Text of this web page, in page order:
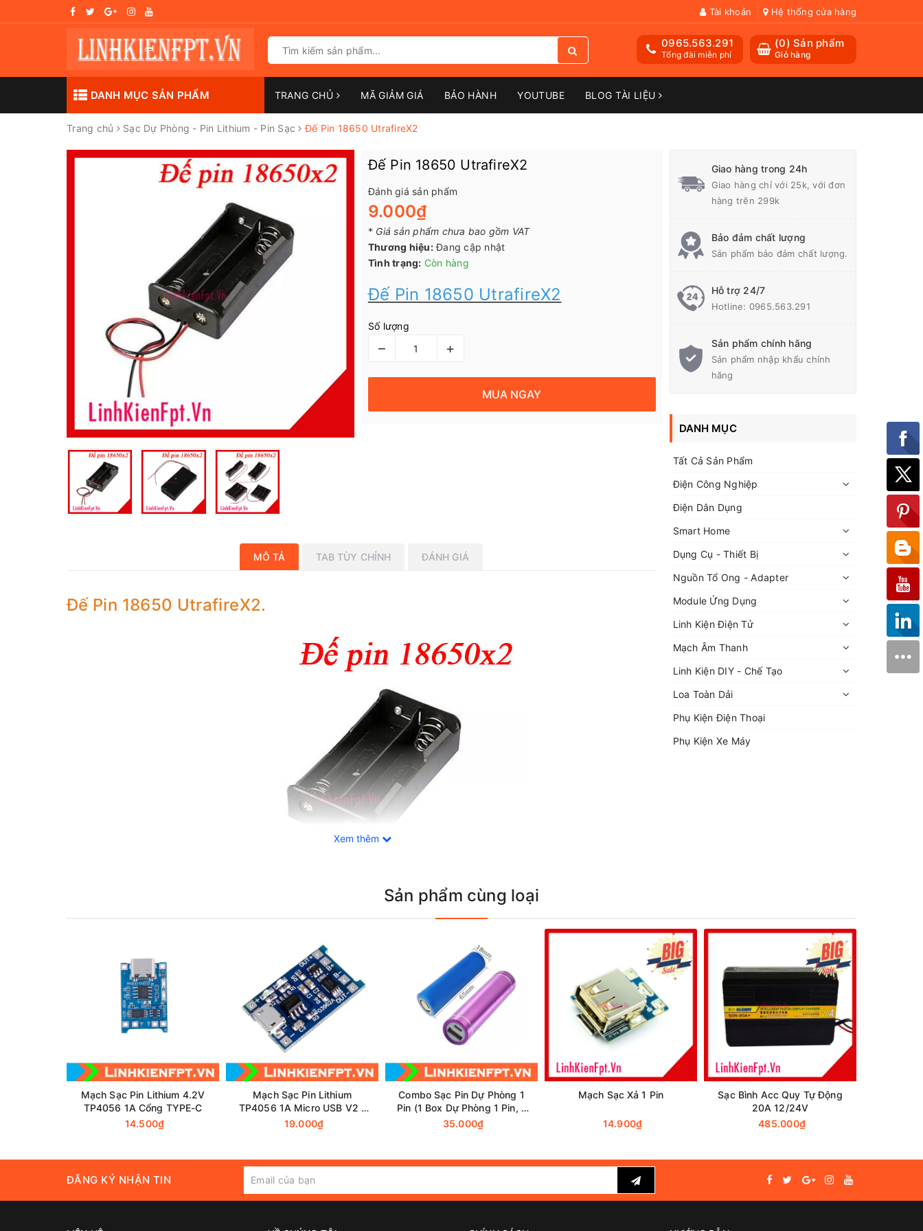
Tài khoản Hệ thống cửa hàng
(0) Sản phẩm
Giỏ hàng
0965.563.291
Tổng đài miễn phí
DANH MỤC SẢN PHẨM TRANG CHỦ MÃ GIẢM GIÁ BẢO HÀNH YOUTUBE BLOG TÀI LIỆU
Trang chủ Sạc Dự Phòng - Pin Lithium - Pin Sạc Đế Pin 18650 UtrafireX2
Đế Pin 18650 UtrafireX2
Đánh giá sản phẩm
9.000₫
* Giá sản phẩm chưa bao gồm VAT
Thương hiệu: Đang cập nhật
Tình trạng: Còn hàng
Đế Pin 18650 UtrafireX2
Số lượng
– +
MUA NGAY
MÔ TẢ TAB TÙY CHỈNH ĐÁNH GIÁ
Đế Pin 18650 UtrafireX2.
Đế Pin 18650 UtrafireX2.
Xem thêm
Giao hàng trong 24h
Giao hàng chỉ với 25k, với đơn
hàng trên 299k
Bảo đảm chất lượng
Sản phẩm bảo đảm chất lượng.
Hỗ trợ 24/7
Hotline: 0965.563.291
Sản phẩm chính hãng
Sản phẩm nhập khẩu chính
hãng
DANH MỤC
Tất Cả Sản Phẩm
Điện Công Nghiệp
Điện Dân Dụng
Smart Home
Dụng Cụ - Thiết Bị
Nguồn Tổ Ong - Adapter
Module Ứng Dụng
Linh Kiện Điện Tử
Mạch Âm Thanh
Linh Kiện DIY - Chế Tạo
Loa Toàn Dải
Phụ Kiện Điện Thoại
Phụ Kiện Xe Máy
Sản phẩm cùng loại
Mạch Sạc Pin Lithium 4.2V
TP4056 1A Cổng TYPE-C
14.500₫
Mạch Sạc Pin Lithium
TP4056 1A Micro USB V2 -
Có IC Bảo Vệ Quá Dòng
19.000₫
Combo Sạc Pin Dự Phòng 1
Pin (1 Box Dự Phòng 1 Pin, 1
Pin Lithium 18650 1200mAh)
35.000₫
Mạch Sạc Xả 1 Pin
14.900₫
Sạc Bình Acc Quy Tự Động
20A 12/24V
485.000₫
ĐĂNG KÝ NHẬN TIN